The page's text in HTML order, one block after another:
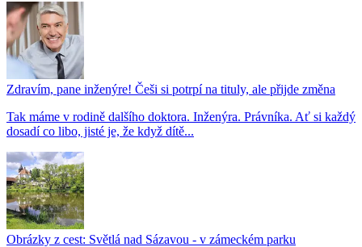
Zdravím, pane inženýre! Češi si potrpí na tituly, ale přijde změna
Tak máme v rodině dalšího doktora. Inženýra. Právníka. Ať si každý
dosadí co libo, jisté je, že když dítě...
Obrázky z cest: Světlá nad Sázavou - v zámeckém parku